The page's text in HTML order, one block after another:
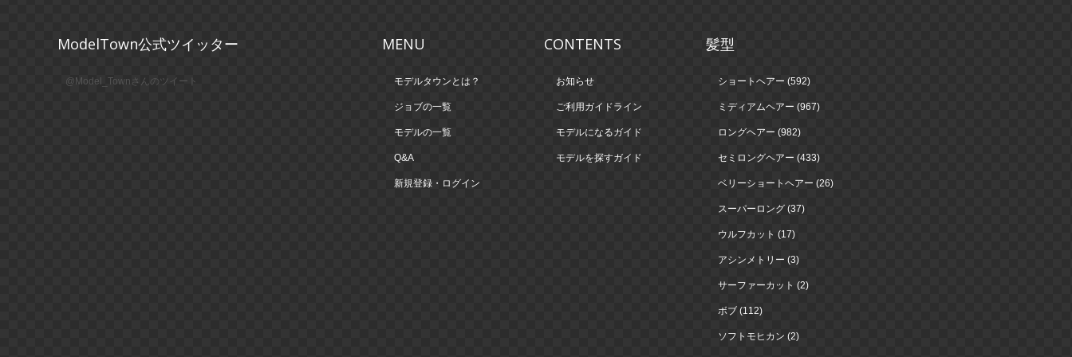
ModelTown公式ツイッター
@Model_Townさんのツイート
MENU
モデルタウンとは？
ジョブの一覧
モデルの一覧
Q&A
新規登録・ログイン
CONTENTS
お知らせ
ご利用ガイドライン
モデルになるガイド
モデルを探すガイド
髪型
ショートヘアー (592)
ミディアムヘアー (967)
ロングヘアー (982)
セミロングヘアー (433)
ベリーショートヘアー (26)
スーパーロング (37)
ウルフカット (17)
アシンメトリー (3)
サーファーカット (2)
ボブ (112)
ソフトモヒカン (2)